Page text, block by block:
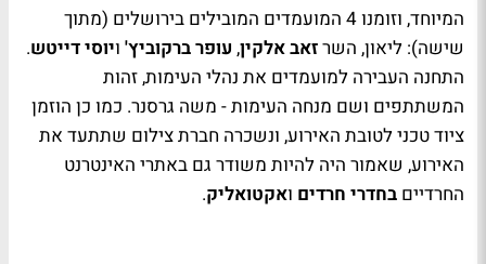
המיוחד, וזומנו 4 המועמדים המובילים בירושלים (מתוך
שישה): ליאון, השרזאב אלקין, עופר ברקוביץ' ויוסי דייטש.
התחנה העבירה למועמדים את נהלי העימות, זהות
המשתתפים ושם מנחה העימות - משה גרסנר. כמו כן הוזמן
ציוד טכני לטובת האירוע, ונשכרה חברת צילום שתתעד את
האירוע, שאמור היה להיות משודר גם באתרי האינטרנט
החרדיים בחדרי חרדים ואקטואליק.